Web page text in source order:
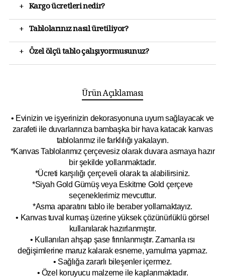
+ Kargo ücretleri nedir?
+ Tablolarınız nasıl üretiliyor?
+ Özel ölçü tablo çalışıyormusunuz?
Ürün Açıklaması
• Evinizin ve işyerinizin dekorasyonuna uyum sağlayacak ve
zarafeti ile duvarlarınıza bambaşka bir hava katacak kanvas
tablolarımız ile farklılığı yakalayın.
*Kanvas Tablolarımız çerçevesiz olarak duvara asmaya hazır
bir şekilde yollanmaktadır.
*Ücreti karşılığı çerçeveli olarak ta alabilirsiniz.
*Siyah Gold Gümüş veya Eskitme Gold çerçeve
seçeneklerimiz mevcuttur.
*Asma aparatını tablo ile beraber yollamaktayız.
• Kanvas tuval kumaş üzerine yüksek çözünürlüklü görsel
kullanılarak hazırlanmıştır.
• Kullanılan ahşap şase fırınlanmıştır. Zamanla ısı
değişimlerine maruz kalarak esneme, yamulma yapmaz.
• Sağlığa zararlı bileşenler içermez.
• Özel koruyucu malzeme ile kaplanmaktadır.